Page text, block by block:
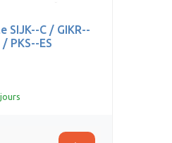
SIJK--C / GIKR--
PKS--ES